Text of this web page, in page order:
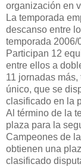
organización en
La temporada
descanso entre
temporada 2006/
Participan 12
entre ellos a
11 jornadas
único, que se
clasificado en la
Al término de la
plaza para la
Campeones de
obtienen una
clasificado